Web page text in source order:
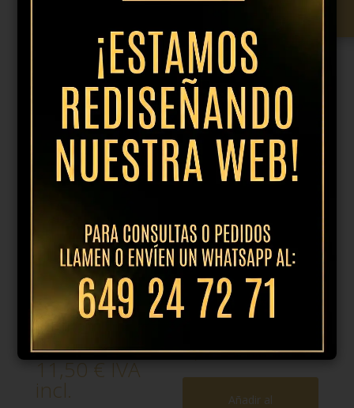
Productos relacionados
Copa
champagne
Willsberger
24cl
11,50€IVA
incl.
Copa vino tinto
burdeos
7,64€IVA incl.
Añadir al